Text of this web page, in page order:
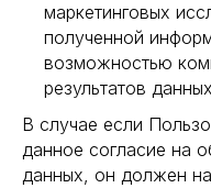
маркетинговых
полученной
возможностью
результатов
В случае если
данное согласие на
данных, он должен